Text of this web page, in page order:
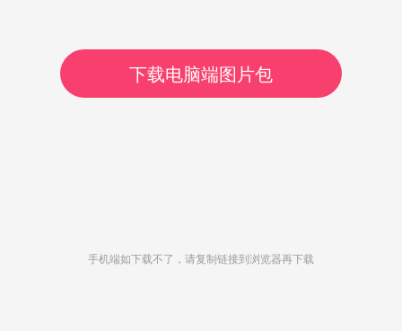
下载电脑端图片包
手机端如下载不了，请复制链接到浏览器再下载